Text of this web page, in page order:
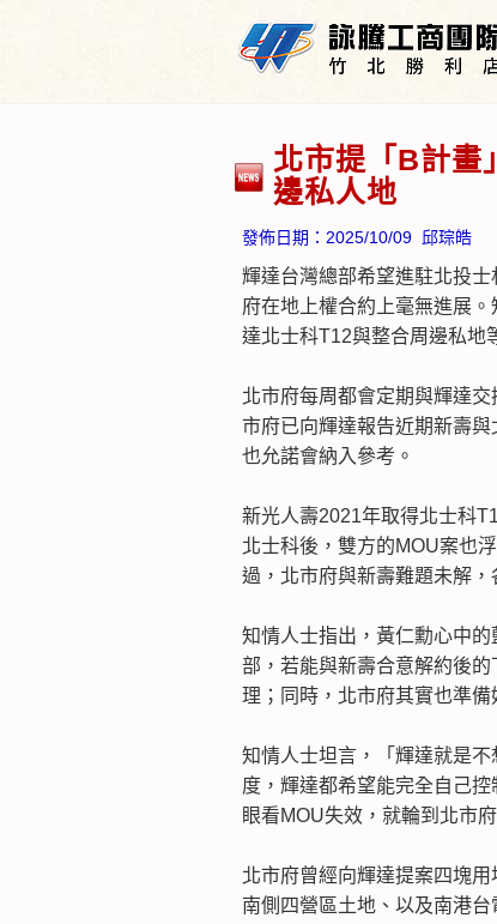
北市提「B計畫
邊私人地
發佈日期： 2025/10/09 邱琮皓
輝達台灣總部希望進駐北投
府在地上權合約上毫無進展
達北士科T12與整合周邊私地
北市府每周都會定期與輝達
市府已向輝達報告近期新壽
也允諾會納入參考。
新光人壽2021年取得北士科
北士科後，雙方的MOU案也
過，北市府與新壽難題未解
知情人士指出，黃仁勳心中
部，若能與新壽合意解約後
理；同時，北市府其實也準備
知情人士坦言，「輝達就是
度，輝達都希望能完全自己
眼看MOU失效，就輪到北市
北市府曾經向輝達提案四塊
南側四營區土地、以及南港